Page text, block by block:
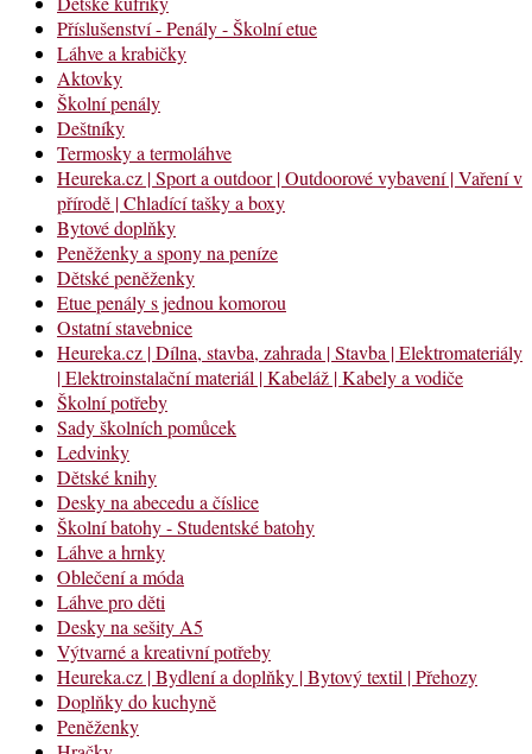
Příslušenství - Penály - Školní etue
Láhve a krabičky
Aktovky
Školní penály
Deštníky
Termosky a termoláhve
Heureka.cz | Sport a outdoor | Outdoorové vybavení | Vaření v
přírodě | Chladící tašky a boxy
Bytové doplňky
Peněženky a spony na peníze
Dětské peněženky
Etue penály s jednou komorou
Ostatní stavebnice
Heureka.cz | Dílna, stavba, zahrada | Stavba | Elektromateriály
| Elektroinstalační materiál | Kabeláž | Kabely a vodiče
Školní potřeby
Sady školních pomůcek
Ledvinky
Dětské knihy
Desky na abecedu a číslice
Školní batohy - Studentské batohy
Láhve a hrnky
Oblečení a móda
Láhve pro děti
Desky na sešity A5
Výtvarné a kreativní potřeby
Heureka.cz | Bydlení a doplňky | Bytový textil | Přehozy
Doplňky do kuchyně
Peněženky